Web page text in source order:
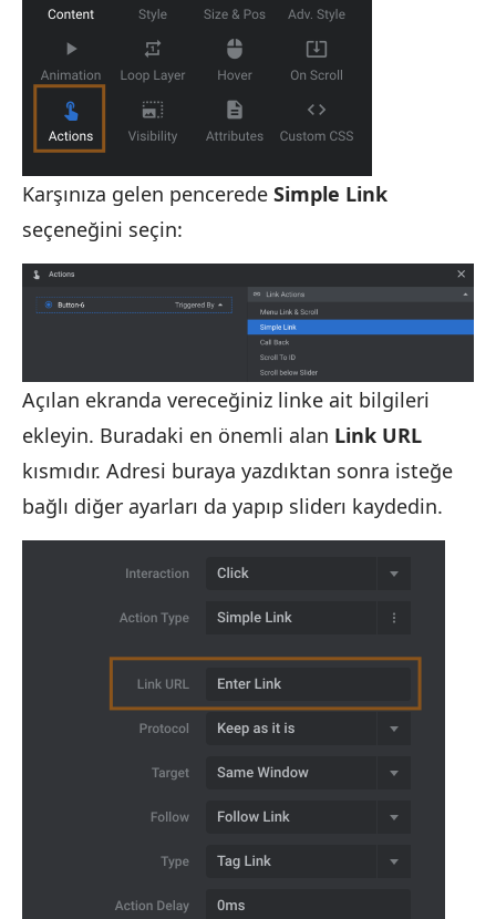
Karşınıza gelen pencerede Simple Link
seçeneğini seçin:
Açılan ekranda vereceğiniz linke ait bilgileri
ekleyin. Buradaki en önemli alan Link URL
kısmıdır. Adresi buraya yazdıktan sonra isteğe
bağlı diğer ayarları da yapıp sliderı kaydedin.